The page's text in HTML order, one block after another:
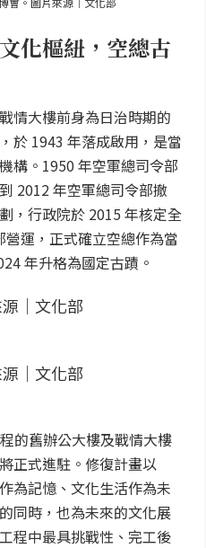
化樞紐，空總古
情大樓前身為日治時期的
於 1943 年落成啟用，是當
構。1950 年空軍總司令部
2012 年空軍總司令部撤
，行政院於 2015 年核定全
運，正式確立空總作為當
年升格為國定古蹟。
的舊辦公大樓及戰情大樓
正式進駐。修復計畫以
為記憶、文化生活作為未
同時，也為未來的文化展
程中最具挑戰性、完工後